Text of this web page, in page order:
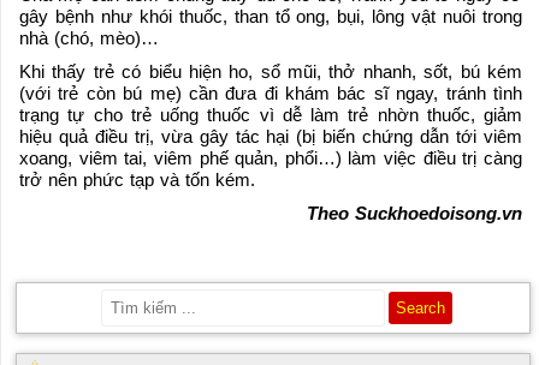
gây bệnh như khói thuốc, than tổ ong, bụi, lông vật nuôi trong
nhà (chó, mèo)…
Khi thấy trẻ có biểu hiện ho, sổ mũi, thở nhanh, sốt, bú kém
(với trẻ còn bú mẹ) cần đưa đi khám bác sĩ ngay, tránh tình
trạng tự cho trẻ uống thuốc vì dễ làm trẻ nhờn thuốc, giảm
hiệu quả điều trị, vừa gây tác hại (bị biến chứng dẫn tới viêm
xoang, viêm tai, viêm phế quản, phổi…) làm việc điều trị càng
trở nên phức tạp và tốn kém.
Theo Suckhoedoisong.vn